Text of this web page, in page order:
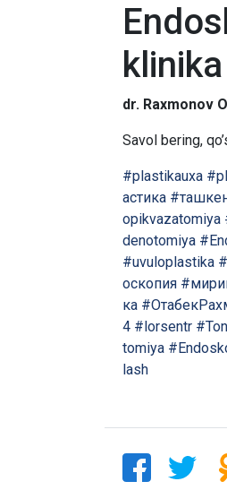
klinika
dr. Raxmonov
Savol bering,
#plastikauxa
астика
opikvazatomiya
denotomiya
#uvuloplastika
оскопия
ка
4 #lorsentr
tomiya
lash